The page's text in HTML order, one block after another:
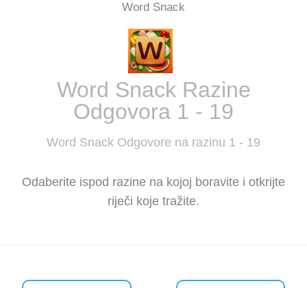
Word Snack
Word Snack Razine
Odgovora 1 - 19
Word Snack Odgovore na razinu 1 - 19
Odaberite ispod razine na kojoj boravite i otkrijte
riječi koje tražite.